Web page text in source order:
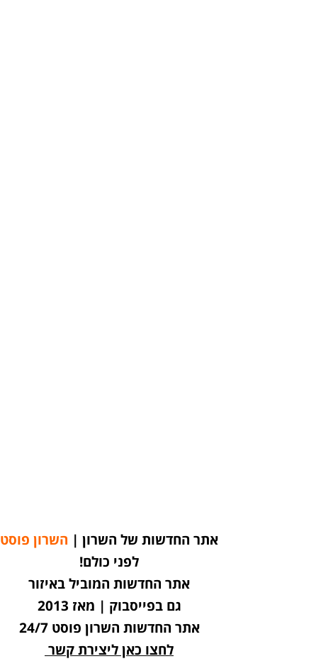
אתר החדשות של השרון | השרון פוסט
לפני כולם!
אתר החדשות המוביל באיזור
גם בפייסבוק | מאז 2013
אתר החדשות השרון פוסט 24/7
לחצו כאן ליצירת קשר